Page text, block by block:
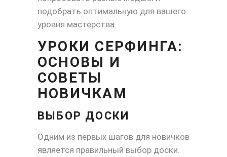
подобрать оптимальную для вашего
уровня мастерства.
УРОКИ СЕРФИНГА:
ОСНОВЫ И
СОВЕТЫ
НОВИЧКАМ
ВЫБОР ДОСКИ
Одним из первых шагов для новичков
является правильный выбор доски.